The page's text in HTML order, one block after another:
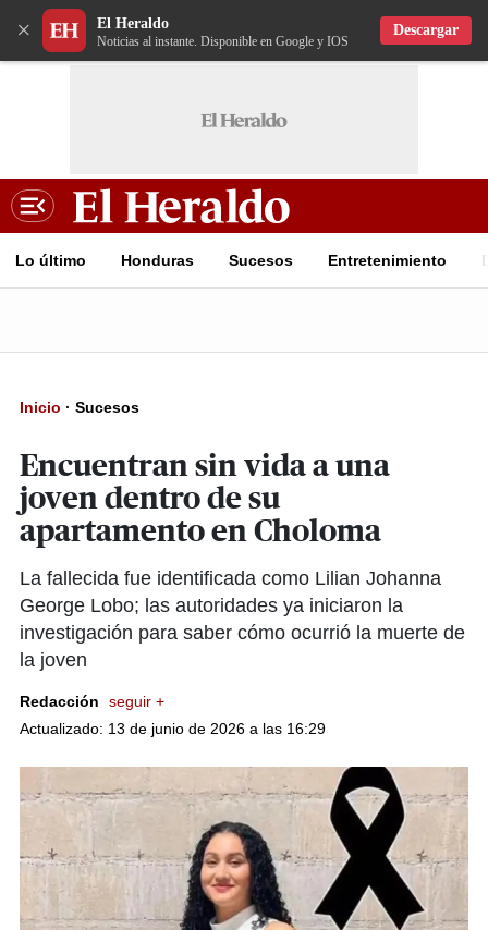
× El Heraldo
Noticias al instante. Disponible en Google y IOS
Descargar
Lo último Honduras Sucesos Entretenimiento
Inicio · Sucesos
Encuentran sin vida a una
joven dentro de su
apartamento en Choloma
La fallecida fue identificada como Lilian Johanna
George Lobo; las autoridades ya iniciaron la
investigación para saber cómo ocurrió la muerte de
la joven
Redacción
seguir +
Actualizado: 13 de junio de 2026 a las 16:29